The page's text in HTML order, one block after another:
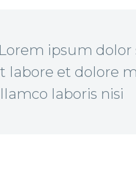
ipsum
labore et dolore
laboris nisi